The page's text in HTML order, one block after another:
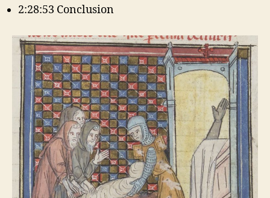
2:28:53 Conclusion